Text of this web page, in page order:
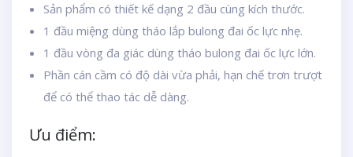
Sản phẩm có thiết kế dạng 2 đầu cùng kích thước.
1 đầu miệng dùng tháo lắp bulong đai ốc lực nhẹ.
1 đầu vòng đa giác dùng tháo bulong đai ốc lực lớn.
Phần cán cầm có độ dài vừa phải, hạn chế trơn trượt
để có thể thao tác dễ dàng.
Ưu điểm: